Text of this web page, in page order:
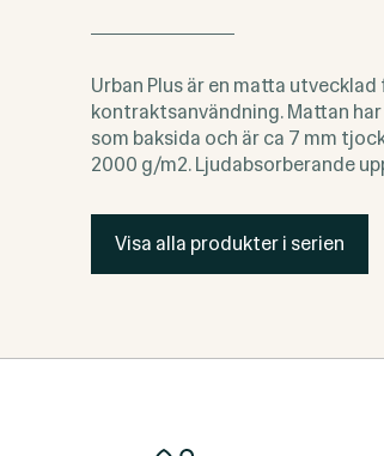
Urban Plus är en matta
kontraktsanvändning. Mattan
som baksida och är ca 7 mm
2000 g/m2. Ljudabsorberande
Visa alla produkter i serien